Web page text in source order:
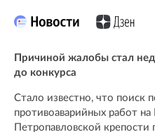
Причиной жалобы стал
до конкурса
Стало известно, что поиск
противоаварийных работ
Петропавловской крепости